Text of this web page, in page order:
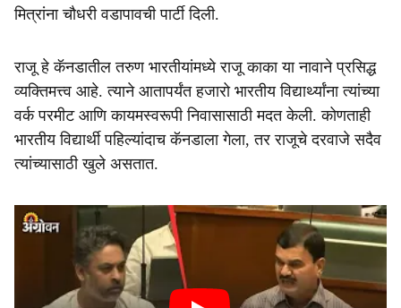
मित्रांना चौधरी वडापावची पार्टी दिली.
राजू हे कॅनडातील तरुण भारतीयांमध्ये राजू काका या नावाने प्रसिद्ध
व्यक्तिमत्त्व आहे. त्याने आतापर्यंत हजारो भारतीय विद्यार्थ्यांना त्यांच्या
वर्क परमीट आणि कायमस्वरूपी निवासासाठी मदत केली. कोणताही
भारतीय विद्यार्थी पहिल्यांदाच कॅनडाला गेला, तर राजूचे दरवाजे सदैव
त्यांच्यासाठी खुले असतात.